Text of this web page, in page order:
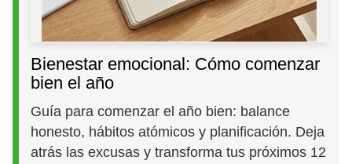
Bienestar emocional: Cómo comenzar
bien el año
Guía para comenzar el año bien: balance
honesto, hábitos atómicos y planificación. Deja
atrás las excusas y transforma tus próximos 12